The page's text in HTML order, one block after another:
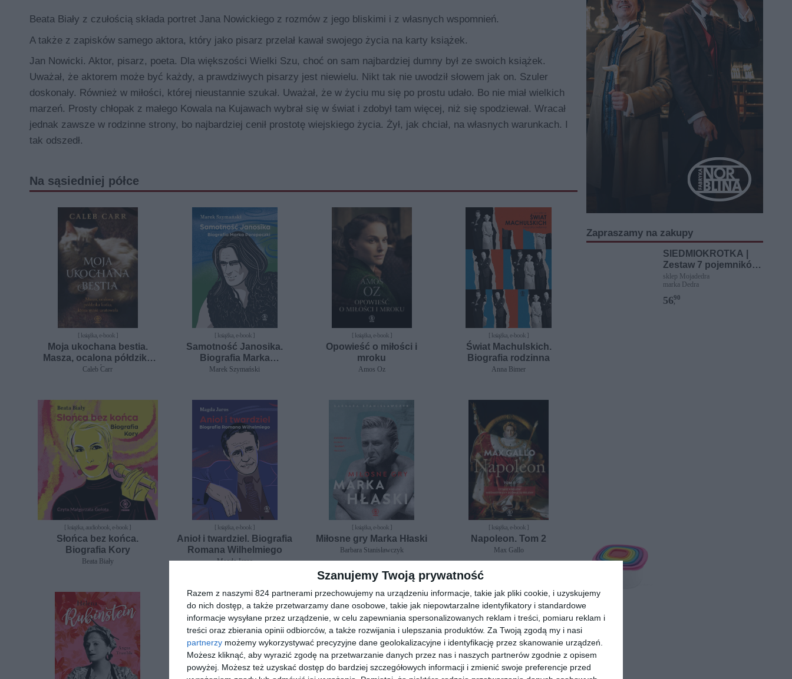
Szanujemy Twoją prywatność
Razem z naszymi 824 partnerami przechowujemy na urządzeniu informacje, takie jak pliki cookie, i uzyskujemy
do nich dostęp, a także przetwarzamy dane osobowe, takie jak niepowtarzalne identyfikatory i standardowe
informacje wysyłane przez urządzenie, w celu zapewniania spersonalizowanych reklam i treści, pomiaru reklam i
treści oraz zbierania opinii odbiorców, a także rozwijania i ulepszania produktów. Za Twoją zgodą my i nasi
partnerzy możemy wykorzystywać precyzyjne dane geolokalizacyjne i identyfikację przez skanowanie urządzeń.
Możesz kliknąć, aby wyrazić zgodę na przetwarzanie danych przez nas i naszych partnerów zgodnie z opisem
powyżej. Możesz też uzyskać dostęp do bardziej szczegółowych informacji i zmienić swoje preferencje przed
Beata Biały z czułością składa portret Jana Nowickiego z rozmów z jego bliskimi i z własnych wspomnień.
A także z zapisków samego aktora, który jako pisarz przelał kawał swojego życia na karty książek.
Jan Nowicki. Aktor, pisarz, poeta. Dla większości Wielki Szu, choć on sam najbardziej dumny był ze swoich książek.
Uważał, że aktorem może być każdy, a prawdziwych pisarzy jest niewielu. Nikt tak nie uwodził słowem jak on. Szuler
doskonały. Również w miłości, której nieustannie szukał. Uważał, że w życiu mu się po prostu udało. Bo nie miał wielkich
marzeń. Prosty chłopak z małego Kowala na Kujawach wybrał się w świat i zdobył tam więcej, niż się spodziewał. Wracał
jednak zawsze w rodzinne strony, bo najbardziej cenił prostotę wiejskiego życia. Żył, jak chciał, na własnych warunkach. I
tak odszedł.
Na sąsiedniej półce
[ książka, e-book ]
Moja ukochana bestia.
Masza, ocalona półdzika
kotka, która mnie
Caleb Carr
[ książka, e-book ]
Samotność Janosika.
Biografia Marka
Perepeczki
Marek Szymański
[ książka, e-book ]
Opowieść o miłości i
mroku
Amos Oz
[ książka, e-book ]
Świat Machulskich.
Biografia rodzinna
Anna Bimer
[ książka, audiobook, e-book ]
Słońca bez końca.
Biografia Kory
Beata Biały
[ książka, e-book ]
Anioł i twardziel. Biografia
Romana Wilhelmiego
Magda Jaros
[ książka, e-book ]
Miłosne gry Marka Hłaski
Barbara Stanisławczyk
[ książka, e-book ]
Napoleon. Tom 2
Max Gallo
Zapraszamy na zakupy
SIEDMIOKROTKA |
Zestaw 7 pojemników
do przechowywania
żywności | z
kolorowymi
sklep Mojadedra
marka Dedra
56,
90